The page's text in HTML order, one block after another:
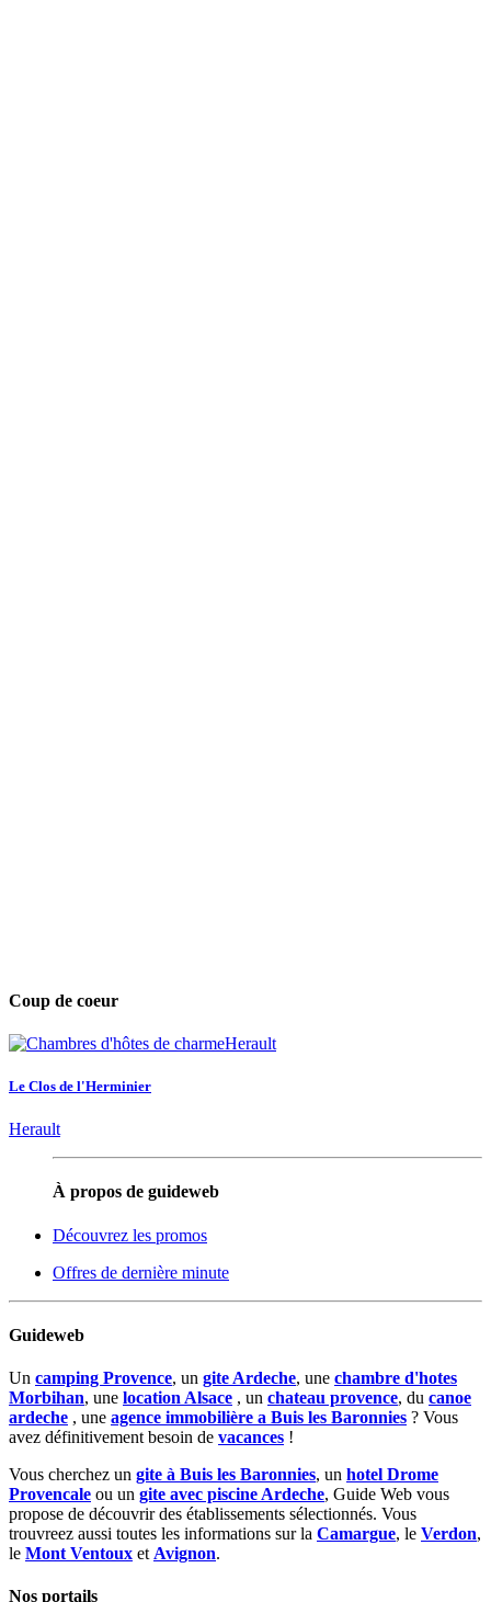
Coup de coeur
Le Clos de l'Herminier
Herault
À propos de guideweb
Découvrez les promos
Offres de dernière minute
Guideweb
Un camping Provence, un gite Ardeche, une chambre d'hotes
Morbihan, une location Alsace , un chateau provence, du canoe
ardeche , une agence immobilière a Buis les Baronnies ? Vous
avez définitivement besoin de vacances !
Vous cherchez un gite à Buis les Baronnies, un hotel Drome
Provencale ou un gite avec piscine Ardeche, Guide Web vous
propose de découvrir des établissements sélectionnés. Vous
trouvreez aussi toutes les informations sur la Camargue, le Verdon,
le Mont Ventoux et Avignon.
Nos portails